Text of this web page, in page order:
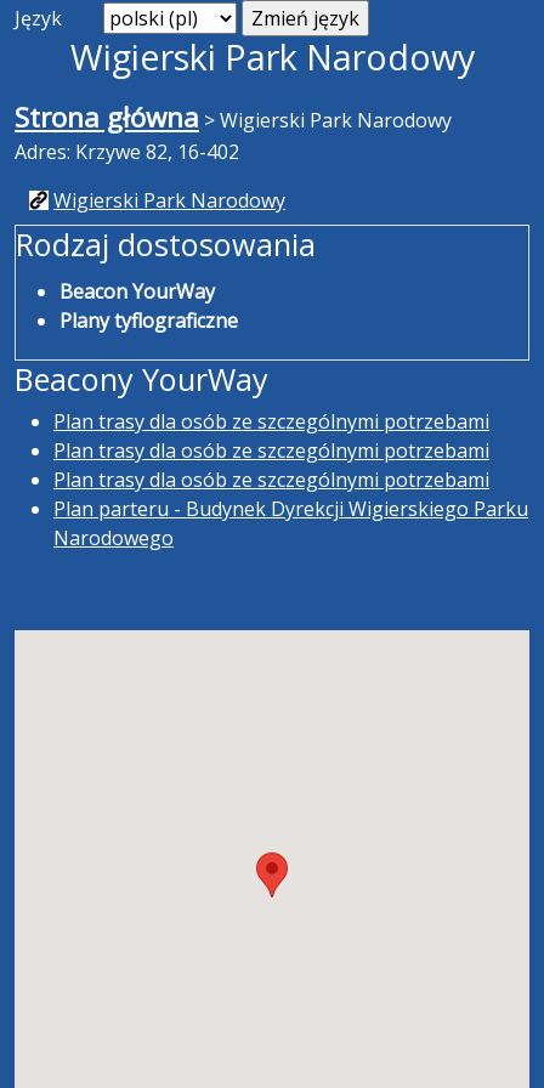
Język
Wigierski Park Narodowy
Strona główna >Wigierski Park Narodowy
Adres: Krzywe 82, 16-402
Wigierski Park Narodowy
Rodzaj dostosowania
Beacon YourWay
Plany tyflograficzne
Beacony YourWay
Plan trasy dla osób ze szczególnymi potrzebami
Plan trasy dla osób ze szczególnymi potrzebami
Plan trasy dla osób ze szczególnymi potrzebami
Plan parteru - Budynek Dyrekcji Wigierskiego Parku
Narodowego